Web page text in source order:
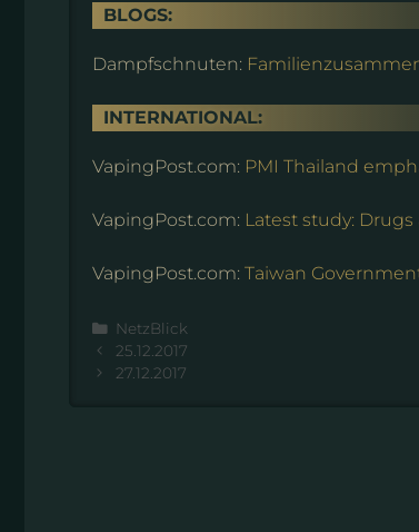
BLOGS:
Dampfschnuten:
INTERNATIONAL:
VapingPost.com: PMI Thailand
VapingPost.com: Latest study:
VapingPost.com: Taiwan
Kategorien
NetzBlick
25.12.2017
27.12.2017